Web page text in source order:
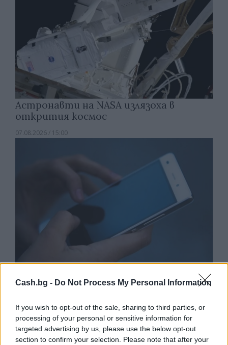
Cash.bg - Do Not Process My Personal Information
If you wish to opt-out of the sale, sharing to third parties, or
processing of your personal or sensitive information for
targeted advertising by us, please use the below opt-out
section to confirm your selection. Please note that after your
Астронавти на NASA излязоха в
открития космос
07.08.2026 / 15:00
обаждания без съгласието на
абонатите от 11 август
07.08.2026 / 14:30